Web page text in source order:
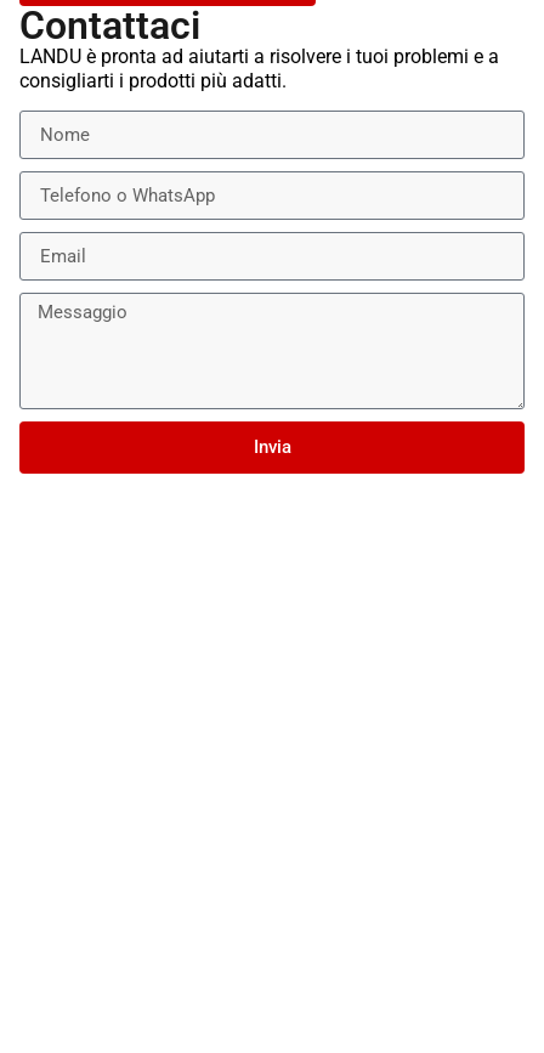
Contattaci
LANDU è pronta ad aiutarti a risolvere i tuoi problemi e a
consigliarti i prodotti più adatti.
Invia